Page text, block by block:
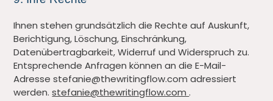
Ihnen stehen grundsätzlich die Rechte auf Auskunft,
Berichtigung, Löschung, Einschränkung,
Datenübertragbarkeit, Widerruf und Widerspruch zu.
Entsprechende Anfragen können an die E-Mail-
Adresse stefanie@thewritingflow.com adressiert
werden.stefanie@thewritingflow.com.